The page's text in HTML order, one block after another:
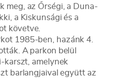
meg, az Őrségi, a Duna-
a Kiskunsági és a
követve.
1985-ben, hazánk 4.
A parkon belül
karszt, amelynek
barlangjaival együtt az